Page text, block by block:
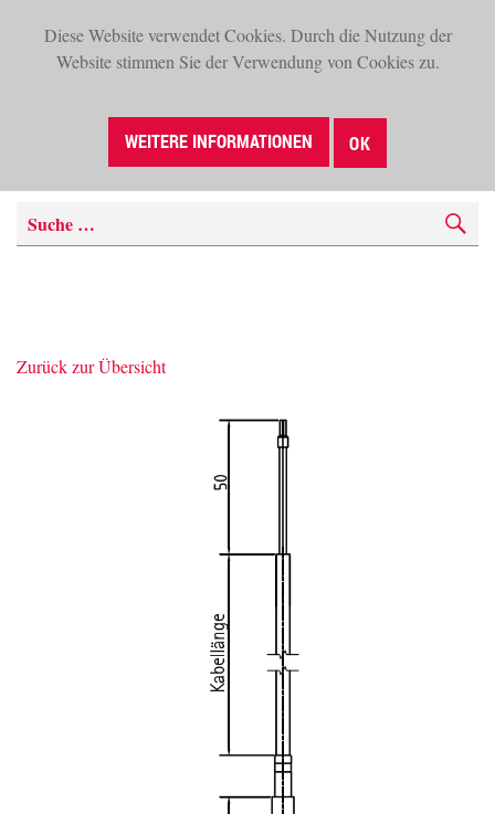
Diese Website verwendet Cookies. Durch die Nutzung der
Website stimmen Sie der Verwendung von Cookies zu.
WEITERE INFORMATIONEN OK
Zurück zur Übersicht